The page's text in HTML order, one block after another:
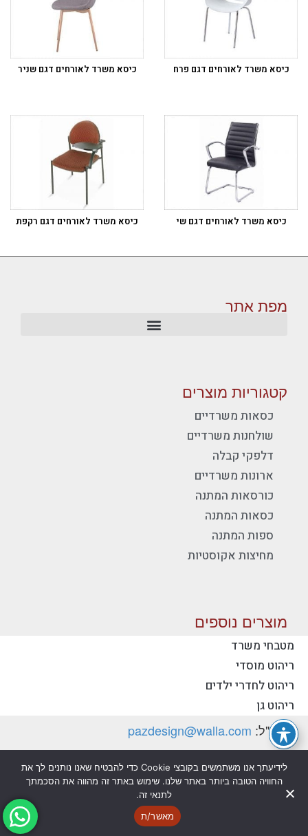
כיסא משרד לאורחים דגם פרח כיסא משרד לאורחים דגם שניר
כיסא משרד לאורחים דגם שי כיסא משרד לאורחים דגם רקפת
מפת אתר
קטגוריות מוצרים
כסאות משרדיים
שולחנות משרדיים
דלפקי קבלה
ארונות משרדיים
כורסאות המתנה
כסאות המתנה
ספות המתנה
מחיצות אקוסטיות
מוצרים נוספים
מטבחי משרד
ריהוט מוסדי
ריהוט לחדרי ילדים
ריהוט גן
יצירת קשר - פז ריהוט משרדי
טלפון:
דוא"ל: pazdesign@walla.com
כתובת: יצחק רבין 35, קרית אונו 55510 (למשלוח
דואר בלבד)
@ כל הזכויות שמורות לפז ריהוט משרדי בע"מ
לידיעתך אנו משתמשים בקובצי Cookie כדי להבטיח שאנו נותנים לך את
החוויה הטובה ביותר באתר שלנו. שימוש באתר זה מהווה את הסכמתך
לתנאי זה.
מאשר/ת